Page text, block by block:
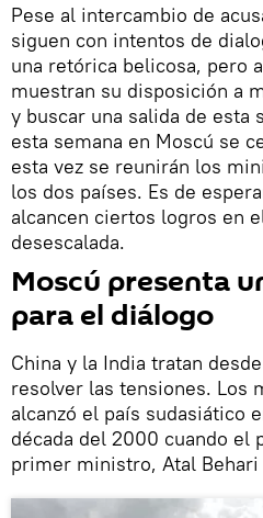
Pese al intercambio de
siguen con intentos de
una retórica belicosa, pero
muestran su disposición a
y buscar una salida de esta
esta semana en Moscú se
esta vez se reunirán los
los dos países. Es de
alcancen ciertos logros en
desescalada.
Moscú presenta
para el diálogo
China y la India tratan
resolver las tensiones. Los
alcanzó el país sudasiático
década del 2000 cuando el
primer ministro, Atal Behari